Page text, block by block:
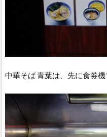
中華そば 青葉は、先に食券